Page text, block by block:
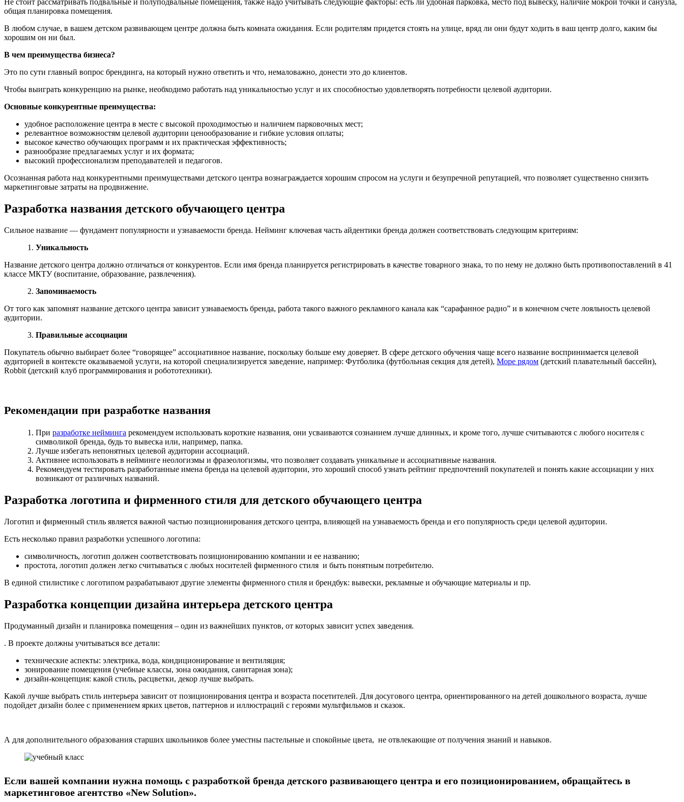
Не стоит рассматривать подвальные и полуподвальные помещения, также надо учитывать следующие факторы: есть ли удобная парковка, место под вывеску, наличие мокрой точки и санузла,
общая планировка помещения.
В любом случае, в вашем детском развивающем центре должна быть комната ожидания. Если родителям придется стоять на улице, вряд ли они будут ходить в ваш центр долго, каким бы
хорошим он ни был.
В чем преимущества бизнеса?
Это по сути главный вопрос брендинга, на который нужно ответить и что, немаловажно, донести это до клиентов.
Чтобы выиграть конкуренцию на рынке, необходимо работать над уникальностью услуг и их способностью удовлетворять потребности целевой аудитории.
Основные конкурентные преимущества:
удобное расположение центра в месте с высокой проходимостью и наличием парковочных мест;
релевантное возможностям целевой аудитории ценообразование и гибкие условия оплаты;
высокое качество обучающих программ и их практическая эффективность;
разнообразие предлагаемых услуг и их формата;
высокий профессионализм преподавателей и педагогов.
Осознанная работа над конкурентными преимуществами детского центра вознаграждается хорошим спросом на услуги и безупречной репутацией, что позволяет существенно снизить
маркетинговые затраты на продвижение.
Разработка названия детского обучающего центра
Сильное название — фундамент популярности и узнаваемости бренда. Нейминг ключевая часть айдентики бренда должен соответствовать следующим критериям:
Уникальность
Название детского центра должно отличаться от конкурентов. Если имя бренда планируется регистрировать в качестве товарного знака, то по нему не должно быть противопоставлений в 41
классе МКТУ (воспитание, образование, развлечения).
Запоминаемость
От того как запомнят название детского центра зависит узнаваемость бренда, работа такого важного рекламного канала как “сарафанное радио” и в конечном счете лояльность целевой
аудитории.
Правильные ассоциации
Покупатель обычно выбирает более “говорящее” ассоциативное название, поскольку больше ему доверяет. В сфере детского обучения чаще всего название воспринимается целевой
аудиторией в контексте оказываемой услуги, на которой специализируется заведение, например: Футболика (футбольная секция для детей), Море рядом (детский плавательный бассейн),
Robbit (детский клуб программирования и робототехники).
Рекомендации при разработке названия
При разработке нейминга рекомендуем использовать короткие названия, они усваиваются сознанием лучше длинных, и кроме того, лучше считываются с любого носителя с
символикой бренда, будь то вывеска или, например, папка.
Лучше избегать непонятных целевой аудитории ассоциаций.
Активнее использовать в нейминге неологизмы и фразеологизмы, что позволяет создавать уникальные и ассоциативные названия.
Рекомендуем тестировать разработанные имена бренда на целевой аудитории, это хороший способ узнать рейтинг предпочтений покупателей и понять какие ассоциации у них
возникают от различных названий.
Разработка логотипа и фирменного стиля для детского обучающего центра
Логотип и фирменный стиль является важной частью позиционирования детского центра, влияющей на узнаваемость бренда и его популярность среди целевой аудитории.
Есть несколько правил разработки успешного логотипа:
символичность, логотип должен соответствовать позиционированию компании и ее названию;
простота, логотип должен легко считываться с любых носителей фирменного стиля и быть понятным потребителю.
В единой стилистике с логотипом разрабатывают другие элементы фирменного стиля и брендбук: вывески, рекламные и обучающие материалы и пр.
Разработка концепции дизайна интерьера детского центра
Продуманный дизайн и планировка помещения – один из важнейших пунктов, от которых зависит успех заведения.
. В проекте должны учитываться все детали:
технические аспекты: электрика, вода, кондиционирование и вентиляция;
зонирование помещения (учебные классы, зона ожидания, санитарная зона);
дизайн-концепция: какой стиль, расцветки, декор лучше выбрать.
Какой лучше выбрать стиль интерьера зависит от позиционирования центра и возраста посетителей. Для досугового центра, ориентированного на детей дошкольного возраста, лучше
подойдет дизайн более с применением ярких цветов, паттернов и иллюстраций с героями мультфильмов и сказок.
А для дополнительного образования старших школьников более уместны пастельные и спокойные цвета, не отвлекающие от получения знаний и навыков.
Если вашей компании нужна помощь с разработкой бренда детского развивающего центра и его позиционированием, обращайтесь в
маркетинговое агентство «New Solution».